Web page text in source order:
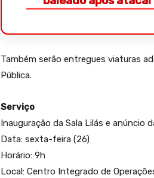
Também serão entregues viaturas
Pública.
Serviço
Inauguração da Sala Lilás e anúncio
Data: sexta-feira (26)
Horário: 9h
Local: Centro Integrado de